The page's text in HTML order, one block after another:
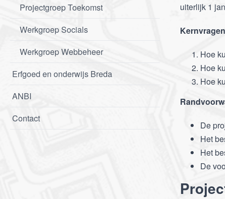
Projectgroep Toekomst
Werkgroep Socials
Werkgroep Webbeheer
Erfgoed en onderwijs Breda
ANBI
Contact
uiterlijk 1
Hoe
Hoe
Hoe
De
Het
Het
De